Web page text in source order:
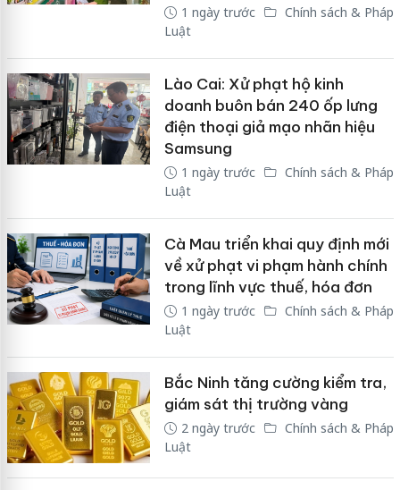
1 ngày trước
Chính sách & Pháp
Luật
Lào Cai: Xử phạt hộ kinh
doanh buôn bán 240 ốp lưng
điện thoại giả mạo nhãn hiệu
Samsung
1 ngày trước
Chính sách & Pháp
Luật
Cà Mau triển khai quy định mới
về xử phạt vi phạm hành chính
trong lĩnh vực thuế, hóa đơn
1 ngày trước
Chính sách & Pháp
Luật
Bắc Ninh tăng cường kiểm tra,
giám sát thị trường vàng
2 ngày trước
Chính sách & Pháp
Luật